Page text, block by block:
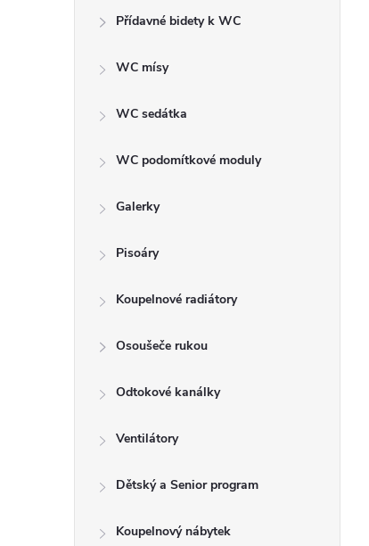
Přídavné bidety k WC
WC mísy
WC sedátka
WC podomítkové moduly
Galerky
Pisoáry
Koupelnové radiátory
Osoušeče rukou
Odtokové kanálky
Ventilátory
Dětský a Senior program
Koupelnový nábytek